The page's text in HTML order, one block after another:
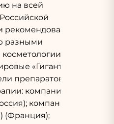
на всей
к
разными
Наши
«Гиганты»-
препаратов
компания
компания
(Франция);